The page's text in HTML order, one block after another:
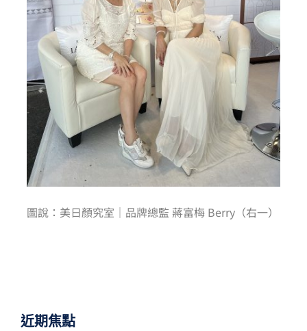
圖說：美日顏究室｜品牌總監 蔣富梅 Berry（右一）
近期焦點